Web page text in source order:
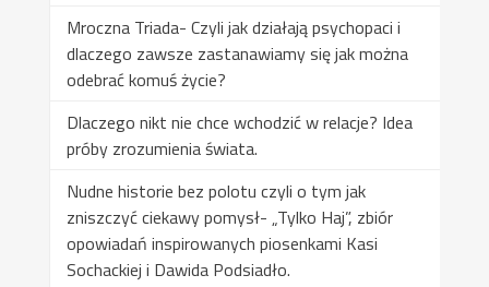
Mroczna Triada- Czyli jak działają psychopaci i
dlaczego zawsze zastanawiamy się jak można
odebrać komuś życie?
Dlaczego nikt nie chce wchodzić w relacje? Idea
próby zrozumienia świata.
Nudne historie bez polotu czyli o tym jak
zniszczyć ciekawy pomysł- „Tylko Haj”, zbiór
opowiadań inspirowanych piosenkami Kasi
Sochackiej i Dawida Podsiadło.